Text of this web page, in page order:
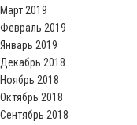
Март 2019
Февраль 2019
Январь 2019
Декабрь 2018
Ноябрь 2018
Октябрь 2018
Сентябрь 2018